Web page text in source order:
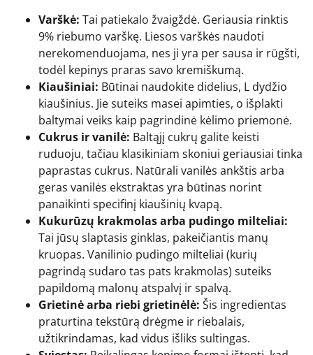
Varškė: Tai patiekalo žvaigždė. Geriausia rinktis
9% riebumo varškę. Liesos varškės naudoti
nerekomenduojama, nes ji yra per sausa ir rūgšti,
todėl kepinys praras savo kremiškumą.
Kiaušiniai: Būtinai naudokite didelius, L dydžio
kiaušinius. Jie suteiks masei apimties, o išplakti
baltymai veiks kaip pagrindinė kėlimo priemonė.
Cukrus ir vanilė: Baltąjį cukrų galite keisti
ruduoju, tačiau klasikiniam skoniui geriausiai tinka
paprastas cukrus. Natūrali vanilės ankštis arba
geras vanilės ekstraktas yra būtinas norint
panaikinti specifinį kiaušinių kvapą.
Kukurūzų krakmolas arba pudingo milteliai:
Tai jūsų slaptasis ginklas, pakeičiantis manų
kruopas. Vanilinio pudingo milteliai (kurių
pagrindą sudaro tas pats krakmolas) suteiks
papildomą malonų atspalvį ir spalvą.
Grietinė arba riebi grietinėlė: Šis ingredientas
praturtina tekstūrą drėgme ir riebalais,
užtikrindamas, kad vidus išliks sultingas.